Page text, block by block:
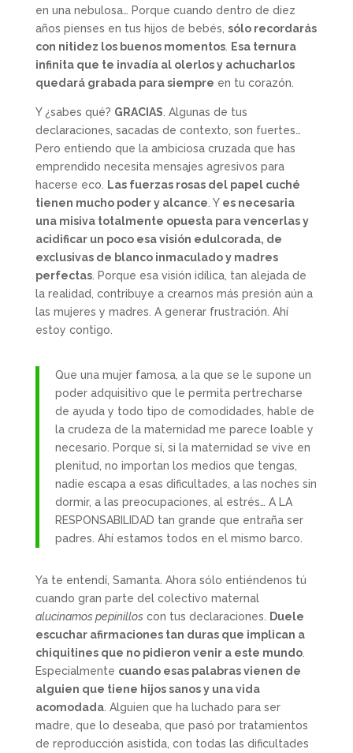
en una nebulosa… Porque cuando dentro de diez
años pienses en tus hijos de bebés, sólo recordarás
con nitidez los buenos momentos.
Esa ternura
infinita que te invadía al olerlos y achucharlos
quedará grabada para siempre en tu corazón.
Y ¿sabes qué? GRACIAS . Algunas de tus
declaraciones, sacadas de contexto, son fuertes…
Pero entiendo que la ambiciosa cruzada que has
emprendido necesita mensajes agresivos para
hacerse eco.
Las fuerzas rosas del papel cuché
tienen mucho poder y alcance . Y es necesaria
una misiva totalmente opuesta para vencerlas y
acidificar un poco esa visión edulcorada, de
exclusivas de blanco inmaculado y madres
perfectas. Porque esa visión idílica, tan alejada de
la realidad, contribuye a crearnos más presión aún a
las mujeres y madres. A generar frustración. Ahí
estoy contigo.
Que una mujer famosa, a la que se le supone un
poder adquisitivo que le permita pertrecharse
de ayuda y todo tipo de comodidades, hable de
la crudeza de la maternidad me parece loable y
necesario. Porque sí, si la maternidad se vive en
plenitud, no importan los medios que tengas,
nadie escapa a esas dificultades, a las noches sin
dormir, a las preocupaciones, al estrés… A LA
RESPONSABILIDAD tan grande que entraña ser
padres. Ahí estamos todos en el mismo barco.
Ya te entendí, Samanta. Ahora sólo entiéndenos tú
cuando gran parte del colectivo maternal
alucinamos pepinilloscon tus declaraciones.
Duele
escuchar afirmaciones tan duras que implican a
chiquitines que no pidieron venir a este mundo.
Especialmente cuando esas palabras vienen de
alguien que tiene hijos sanos y una vida
acomodada. Alguien que ha luchado para ser
madre, que lo deseaba, que pasó por tratamientos
de reproducción asistida, con todas las dificultades